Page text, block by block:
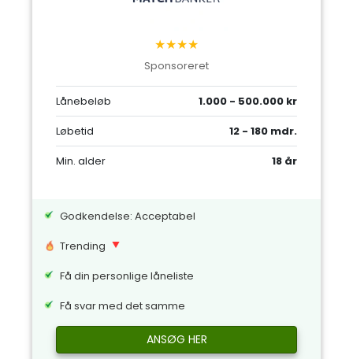
★★★★
Sponsoreret
Lånebeløb
1.000 - 500.000 kr
Løbetid
12 - 180 mdr.
Min. alder
18 år
Godkendelse: Acceptabel
Trending
Få din personlige låneliste
Få svar med det samme
ANSØG HER